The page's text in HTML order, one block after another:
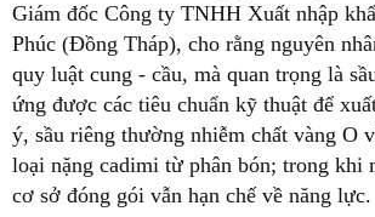
Giám đốc Công ty TNHH Xuất nhập
Phúc (Đồng Tháp), cho rằng nguyên
quy luật cung - cầu, mà quan trọng là
ứng được các tiêu chuẩn kỹ thuật để
ý, sầu riêng thường nhiễm chất vàng O
loại nặng cadimi từ phân bón; trong khi
cơ sở đóng gói vẫn hạn chế về năng lực.